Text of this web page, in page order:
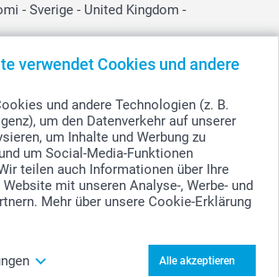
verwendet Cookies und andere
und andere Technologien (z. B.
um den Datenverkehr auf unserer
um Inhalte und Werbung zu
um Social-Media-Funktionen
teilen auch Informationen über Ihre
mit unseren Analyse-, Werbe- und
Mehr über unsere Cookie-Erklärung
Alle akzeptieren
- Sverige - United Kingdom -
Group. Alle Rechte vorbehalten.
sich in Schweizer Franken (CHF) inkl. MwSt. und zzgl.
Versandkosten.